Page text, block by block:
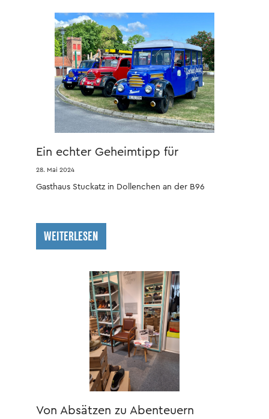
Ein echter Geheimtipp für
Oldtimerfreunde!
28. Mai 2024
Gasthaus Stuckatz in Dollenchen an der B96
WEITERLESEN
Von Absätzen zu Abenteuern